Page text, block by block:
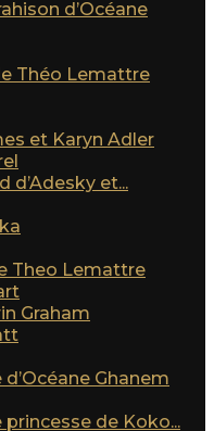
d’Océane
Théo Lemattre
et Karyn Adler
d’Adesky et...
Theo Lemattre
Graham
Ghanem
princesse de Koko...